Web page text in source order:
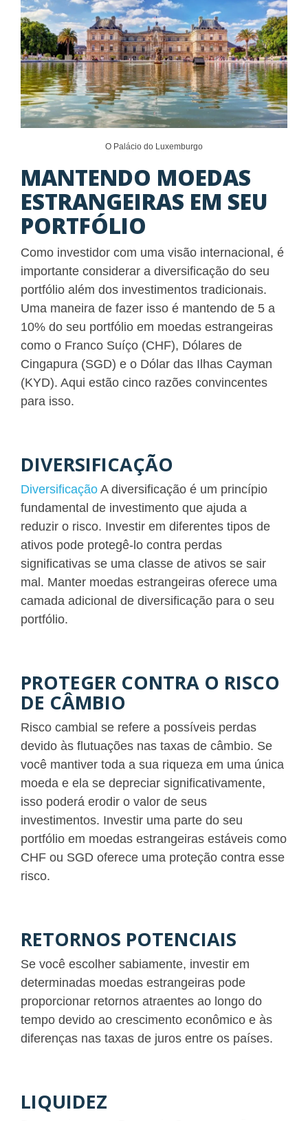
O Palácio do Luxemburgo
MANTENDO MOEDAS
ESTRANGEIRAS EM SEU
PORTFÓLIO
Como investidor com uma visão internacional, é
importante considerar a diversificação do seu
portfólio além dos investimentos tradicionais.
Uma maneira de fazer isso é mantendo de 5 a
10% do seu portfólio em moedas estrangeiras
como o Franco Suíço (CHF), Dólares de
Cingapura (SGD) e o Dólar das Ilhas Cayman
(KYD). Aqui estão cinco razões convincentes
para isso.
DIVERSIFICAÇÃO
Diversificação A diversificação é um princípio
fundamental de investimento que ajuda a
reduzir o risco. Investir em diferentes tipos de
ativos pode protegê-lo contra perdas
significativas se uma classe de ativos se sair
mal. Manter moedas estrangeiras oferece uma
camada adicional de diversificação para o seu
portfólio.
PROTEGER CONTRA O RISCO
DE CÂMBIO
Risco cambial se refere a possíveis perdas
devido às flutuações nas taxas de câmbio. Se
você mantiver toda a sua riqueza em uma única
moeda e ela se depreciar significativamente,
isso poderá erodir o valor de seus
investimentos. Investir uma parte do seu
portfólio em moedas estrangeiras estáveis como
CHF ou SGD oferece uma proteção contra esse
risco.
RETORNOS POTENCIAIS
Se você escolher sabiamente, investir em
determinadas moedas estrangeiras pode
proporcionar retornos atraentes ao longo do
tempo devido ao crescimento econômico e às
diferenças nas taxas de juros entre os países.
LIQUIDEZ